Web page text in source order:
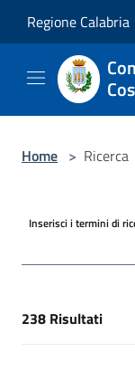
Regione Calabria
Home > Ricerca
Inserisci i termini di
238 Risultati